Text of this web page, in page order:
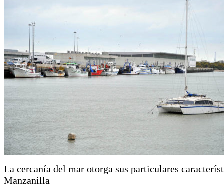
La cercanía del mar otorga sus particulares
Manzanilla